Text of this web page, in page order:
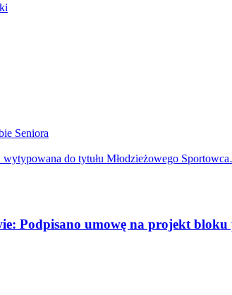
Seniora
wytypowana do tytułu Młodzieżowego
Podpisano umowę na projekt